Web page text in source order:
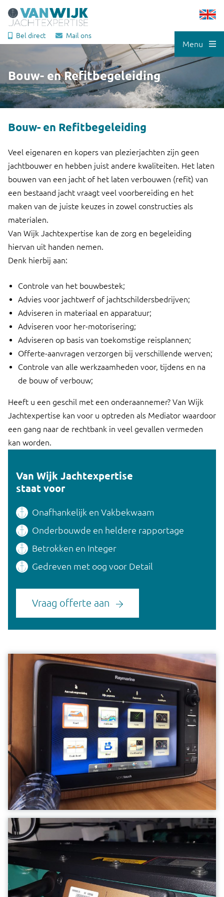
Bel direct Mail ons
Menu
Bouw- en Refitbegeleiding
Bouw- en Refitbegeleiding
Veel eigenaren en kopers van plezierjachten zijn geen
jachtbouwer en hebben juist andere kwaliteiten. Het laten
bouwen van een jacht of het laten verbouwen (refit) van
een bestaand jacht vraagt veel voorbereiding en het
maken van de juiste keuzes in zowel constructies als
materialen.
Van Wijk Jachtexpertise kan de zorg en begeleiding
hiervan uit handen nemen.
Denk hierbij aan:
Controle van het bouwbestek;
Advies voor jachtwerf of jachtschildersbedrijven;
Adviseren in materiaal en apparatuur;
Adviseren voor her-motorisering;
Adviseren op basis van toekomstige reisplannen;
Offerte-aanvragen verzorgen bij verschillende werven;
Controle van alle werkzaamheden voor, tijdens en na
de bouw of verbouw;
Heeft u een geschil met een onderaannemer? Van Wijk
Jachtexpertise kan voor u optreden als Mediator waardoor
een gang naar de rechtbank in veel gevallen vermeden
kan worden.
Van Wijk Jachtexpertise
staat voor
Onafhankelijk en Vakbekwaam
Onderbouwde en heldere rapportage
Betrokken en Integer
Gedreven met oog voor Detail
Vraag offerte aan